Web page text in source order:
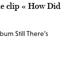
clip « How Did
Still There’s